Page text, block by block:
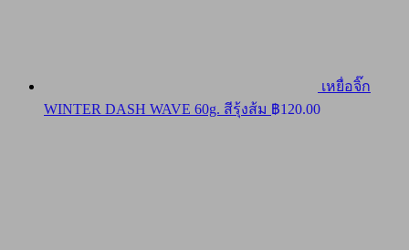
เหยื่อจิ๊ก
WINTER DASH WAVE 60g. สีรุ้งส้ม ฿120.00